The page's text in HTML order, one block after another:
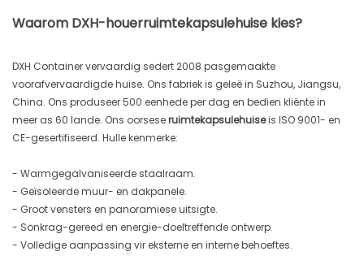
Waarom DXH-houerruimtekapsulehuise kies?
DXH Container vervaardig sedert 2008 pasgemaakte
voorafvervaardigde huise. Ons fabriek is geleë in Suzhou, Jiangsu,
China. Ons produseer 500 eenhede per dag en bedien kliënte in
meer as 60 lande. Ons oorseseruimtekapsulehuiseis ISO 9001- en
CE-gesertifiseerd. Hulle kenmerke:
- Warmgegalvaniseerde staalraam.
- Geïsoleerde muur- en dakpanele.
- Groot vensters en panoramiese uitsigte.
- Sonkrag-gereed en energie-doeltreffende ontwerp.
- Volledige aanpassing vir eksterne en interne behoeftes.